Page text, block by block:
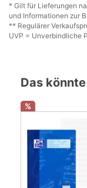
* Gilt für Lieferungen
und Informationen zur
** Regulärer
UVP = Unverbindliche
Das
%